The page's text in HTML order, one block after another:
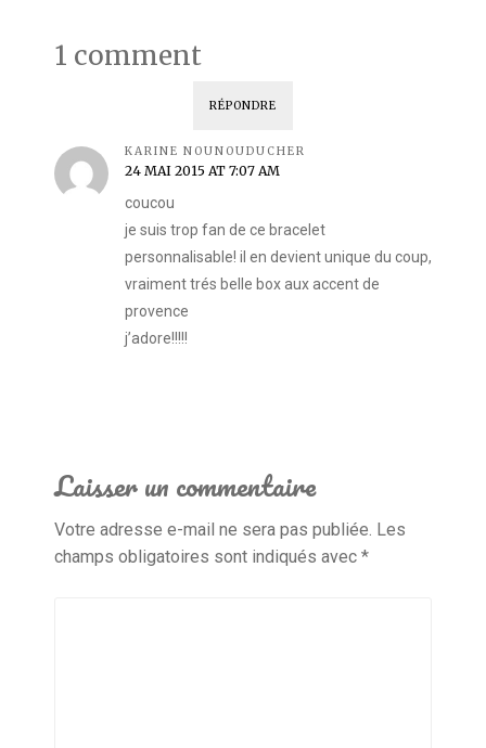
1 comment
RÉPONDRE
KARINE NOUNOUDUCHER
24 MAI 2015 AT 7:07 AM
coucou
je suis trop fan de ce bracelet
personnalisable! il en devient unique du coup,
vraiment trés belle box aux accent de
provence
j’adore!!!!!
Laisser un commentaire
Votre adresse e-mail ne sera pas publiée. Les
champs obligatoires sont indiqués avec *